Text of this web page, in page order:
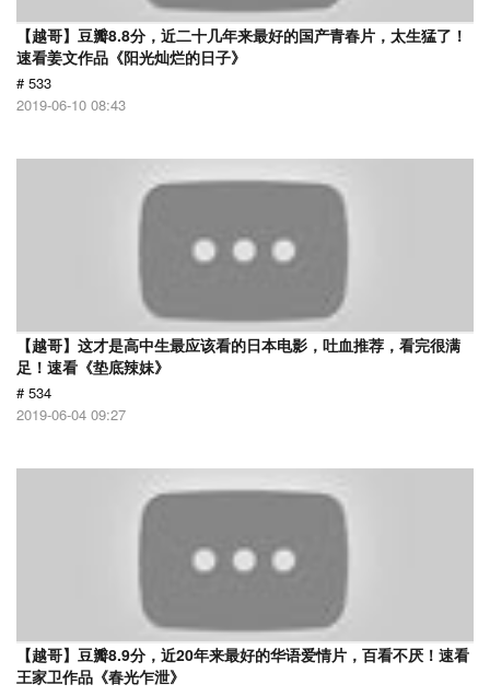
【越哥】豆瓣8.8分，近二十几年来最好的国产青春片，太生猛了！
速看姜文作品《阳光灿烂的日子》
# 533
2019-06-10 08:43
【越哥】这才是高中生最应该看的日本电影，吐血推荐，看完很满
足！速看《垫底辣妹》
# 534
2019-06-04 09:27
【越哥】豆瓣8.9分，近20年来最好的华语爱情片，百看不厌！速看
王家卫作品《春光乍泄》